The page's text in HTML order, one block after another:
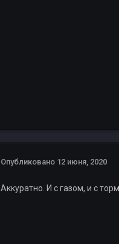
Опубликовано 12 июня, 2020
Аккуратно. И с газом, и с